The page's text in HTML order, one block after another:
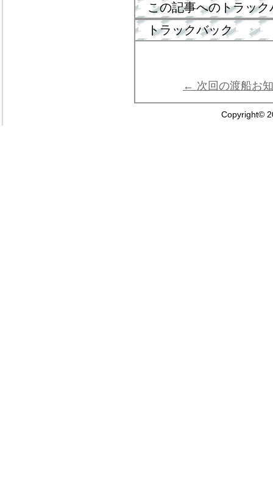
この記事へのトラッ
トラックバック
← 次回の渡船お
Copyright©